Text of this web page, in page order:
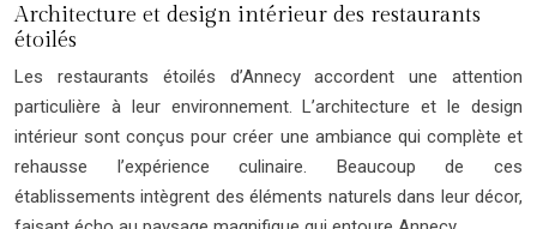
Architecture et design intérieur des restaurants
étoilés
Les restaurants étoilés d’Annecy accordent une attention
particulière à leur environnement. L’architecture et le design
intérieur sont conçus pour créer une ambiance qui complète et
rehausse l’expérience culinaire. Beaucoup de ces
établissements intègrent des éléments naturels dans leur décor,